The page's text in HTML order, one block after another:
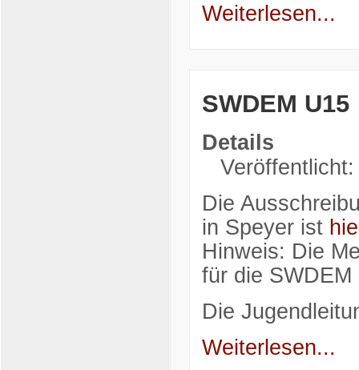
Weiterlesen...
SWDEM U15
Details
Die
in Speyer ist
Hinweis: Die
für die
Die
Weiterlesen...